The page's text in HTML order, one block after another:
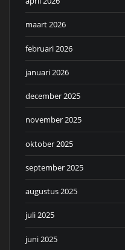
maart 2026
februari 2026
januari 2026
december 2025
november 2025
oktober 2025
september 2025
augustus 2025
juli 2025
juni 2025